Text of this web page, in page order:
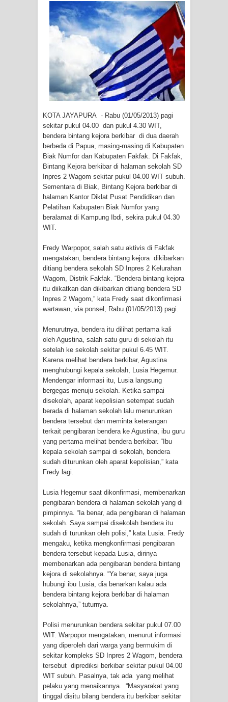
Tiga Personel Polresta Jayapura Kota
Jalani Sidang BP4R di Jayapura
Kapolresta Jayapura Kota
Mengapresiasi Antusiasme Warga
Saat Nonton Bareng Final Piala Dunia
2026 di Lapangan Karang PTC Entrop
Kebakaran Hanguskan Satu Rumah
di Kompleks Asrama Polisi Sorong
Profil Lengkap Papua Barat, Bumi
Cenderawasih di Ujung Barat Papua
Profil Lengkap Provinsi Papua, Bumi
Indonesia
Profil Lengkap Aceh, Provinsi
Istimewa di Ujung Sumatera
Lima Rumah Pribadi Terbakar Di
Hamadi Jayapura Selatan
Gempa M3,3 Guncang Nabire, BMKG
Imbau Waspada Susulan
Mama-Mama Pasar Lama Sentani
Protes Tumpukan Sampah dengan
Menghambur ke Tengah Jalan
Hilangnya Agustina Ester Bonsapia
Marthen Medlama Sebut Pemprov
Papua Siapkan 1000 Kuota Beasiswa
BRI Region 18 Jayapura Salurkan
Bantuan CSR untuk RS Bhayangkara
Polda Papua pada Peringatan Hari
Bhayangkara ke-80
Indonesia Turns Remote Papua
Frontier into National Food Belt with
KOTA JAYAPURA - Rabu (01/05/2013) pagi
sekitar pukul 04.00 dan pukul 4.30 WIT,
bendera bintang kejora berkibar di dua daerah
berbeda di Papua, masing-masing di Kabupaten
Biak Numfor dan Kabupaten Fakfak. Di Fakfak,
Bintang Kejora berkibar di halaman sekolah SD
Inpres 2 Wagom sekitar pukul 04.00 WIT subuh.
Sementara di Biak, Bintang Kejora berkibar di
halaman Kantor Diklat Pusat Pendidikan dan
Pelatihan Kabupaten Biak Numfor yang
beralamat di Kampung Ibdi, sekira pukul 04.30
WIT.
Fredy Warpopor, salah satu aktivis di Fakfak
mengatakan, bendera bintang kejora dikibarkan
ditiang bendera sekolah SD Inpres 2 Kelurahan
Wagom, Distrik Fakfak. “Bendera bintang kejora
itu diikatkan dan dikibarkan ditiang bendera SD
Inpres 2 Wagom,” kata Fredy saat dikonfirmasi
wartawan, via ponsel, Rabu (01/05/2013) pagi.
Menurutnya, bendera itu dilihat pertama kali
oleh Agustina, salah satu guru di sekolah itu
setelah ke sekolah sekitar pukul 6.45 WIT.
Karena melihat bendera berkibar, Agustina
menghubungi kepala sekolah, Lusia Hegemur.
Mendengar informasi itu, Lusia langsung
bergegas menuju sekolah. Ketika sampai
disekolah, aparat kepolisian setempat sudah
berada di halaman sekolah lalu menurunkan
bendera tersebut dan meminta keterangan
terkait pengibaran bendera ke Agustina, ibu guru
yang pertama melihat bendera berkibar. “Ibu
kepala sekolah sampai di sekolah, bendera
sudah diturunkan oleh aparat kepolisian,” kata
Fredy lagi.
Lusia Hegemur saat dikonfirmasi, membenarkan
pengibaran bendera di halaman sekolah yang di
pimpinnya. “Ia benar, ada pengibaran di halaman
sekolah. Saya sampai disekolah bendera itu
sudah di turunkan oleh polisi,” kata Lusia. Fredy
mengaku, ketika mengkonfirmasi pengibaran
bendera tersebut kepada Lusia, dirinya
membenarkan ada pengibaran bendera bintang
kejora di sekolahnya. “Ya benar, saya juga
hubungi ibu Lusia, dia benarkan kalau ada
bendera bintang kejora berkibar di halaman
sekolahnya,” tuturnya.
Polisi menurunkan bendera sekitar pukul 07.00
WIT. Warpopor mengatakan, menurut informasi
yang diperoleh dari warga yang bermukim di
sekitar kompleks SD Inpres 2 Wagom, bendera
tersebut diprediksi berkibar sekitar pukul 04.00
WIT subuh. Pasalnya, tak ada yang melihat
pelaku yang menaikannya. “Masyarakat yang
tinggal disitu bilang bendera itu berkibar sekitar